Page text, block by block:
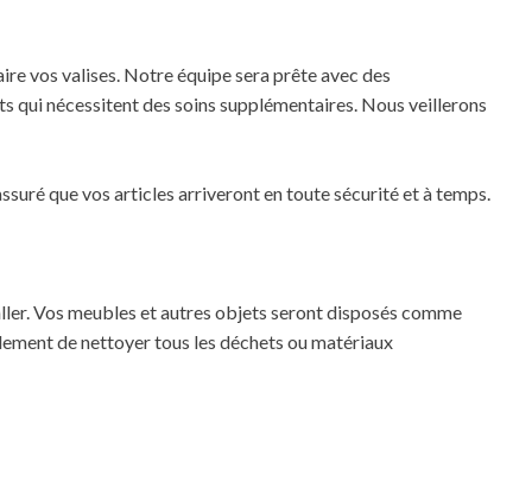
vos valises. Notre équipe sera prête avec des
nécessitent des soins supplémentaires. Nous veillerons
que vos articles arriveront en toute sécurité et à temps.
Vos meubles et autres objets seront disposés comme
de nettoyer tous les déchets ou matériaux